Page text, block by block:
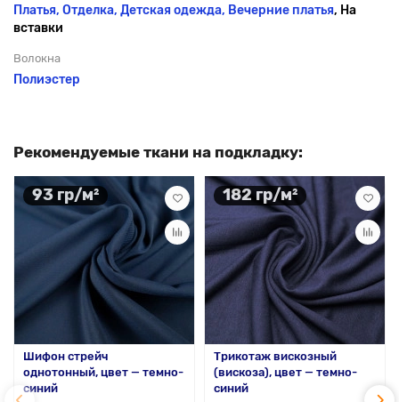
Платья, Отделка, Детская одежда, Вечерние платья, На
вставки
Волокна
Полиэстер
Рекомендуемые ткани на подкладку:
93 гр/м²
Шифон стрейч
однотонный, цвет — темно-
синий
182 гр/м²
Трикотаж вискозный
(вискоза), цвет — темно-
синий